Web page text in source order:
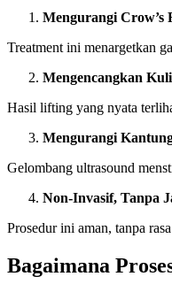
Mengurangi Crow’s
Treatment ini menargetkan
Mengencangkan
Hasil lifting yang nyata
Mengurangi
Gelombang ultrasound
Non-Invasif, Tanpa
Prosedur ini aman, tanpa
Bagaimana